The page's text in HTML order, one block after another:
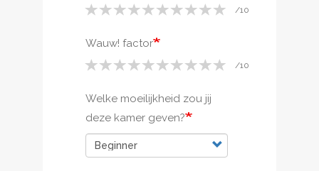
Wauw! factor
Welke moeilijkheid zou jij
deze kamer geven?